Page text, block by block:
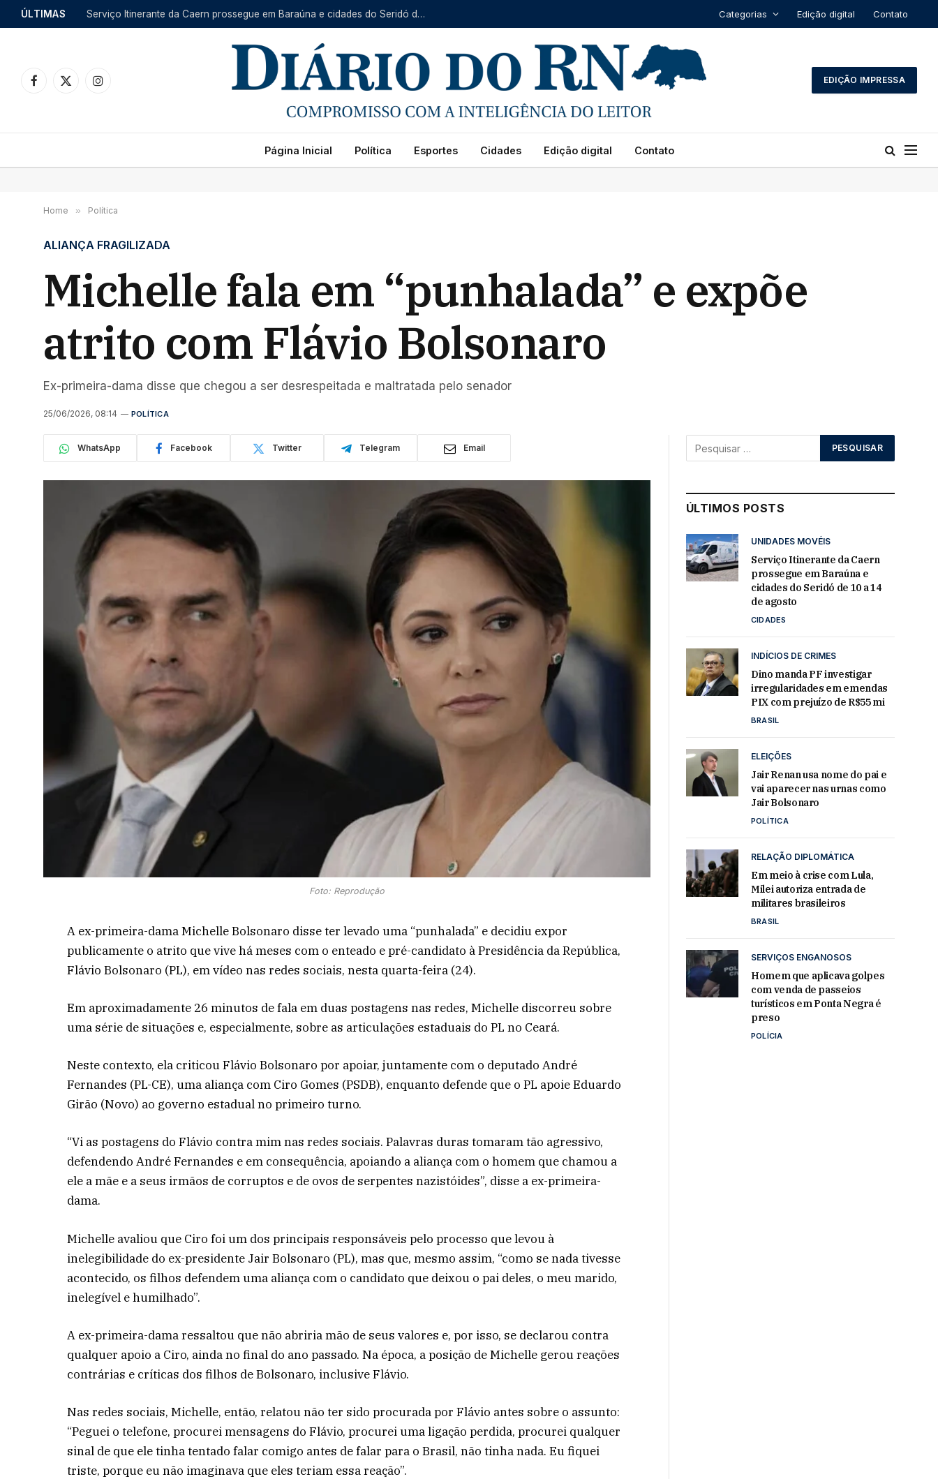
ÚLTIMAS Serviço Itinerante da Caern prossegue em Baraúna e cidades do Seridó de 10 a 14 de agosto Categorias Edição digital Contato
Facebook
X
Instagram
EDIÇÃO IMPRESSA
Página Inicial Política Esportes Cidades Edição digital Contato
Home » Política
ALIANÇA FRAGILIZADA
Michelle fala em “punhalada” e expõe
atrito com Flávio Bolsonaro
Ex-primeira-dama disse que chegou a ser desrespeitada e maltratada pelo senador
25/06/2026, 08:14 POLÍTICA
WhatsApp Facebook Twitter Telegram Email
Foto: Reprodução
A ex-primeira-dama Michelle Bolsonaro disse ter levado uma “punhalada” e decidiu expor
publicamente o atrito que vive há meses com o enteado e pré-candidato à Presidência da República,
Flávio Bolsonaro (PL), em vídeo nas redes sociais, nesta quarta-feira (24).
Em aproximadamente 26 minutos de fala em duas postagens nas redes, Michelle discorreu sobre
uma série de situações e, especialmente, sobre as articulações estaduais do PL no Ceará.
Neste contexto, ela criticou Flávio Bolsonaro por apoiar, juntamente com o deputado André
Fernandes (PL-CE), uma aliança com Ciro Gomes (PSDB), enquanto defende que o PL apoie Eduardo
Girão (Novo) ao governo estadual no primeiro turno.
“Vi as postagens do Flávio contra mim nas redes sociais. Palavras duras tomaram tão agressivo,
defendendo André Fernandes e em consequência, apoiando a aliança com o homem que chamou a
ele a mãe e a seus irmãos de corruptos e de ovos de serpentes nazistóides”, disse a ex-primeira-
dama.
Michelle avaliou que Ciro foi um dos principais responsáveis pelo processo que levou à
inelegibilidade do ex-presidente Jair Bolsonaro (PL), mas que, mesmo assim, “como se nada tivesse
acontecido, os filhos defendem uma aliança com o candidato que deixou o pai deles, o meu marido,
inelegível e humilhado”.
A ex-primeira-dama ressaltou que não abriria mão de seus valores e, por isso, se declarou contra
qualquer apoio a Ciro, ainda no final do ano passado. Na época, a posição de Michelle gerou reações
contrárias e críticas dos filhos de Bolsonaro, inclusive Flávio.
Nas redes sociais, Michelle, então, relatou não ter sido procurada por Flávio antes sobre o assunto:
“Peguei o telefone, procurei mensagens do Flávio, procurei uma ligação perdida, procurei qualquer
sinal de que ele tinha tentado falar comigo antes de falar para o Brasil, não tinha nada. Eu fiquei
triste, porque eu não imaginava que eles teriam essa reação”.
ÚLTIMOS POSTS
UNIDADES MOVÉIS
Serviço Itinerante da Caern
prossegue em Baraúna e
cidades do Seridó de 10 a 14
de agosto
CIDADES
INDÍCIOS DE CRIMES
Dino manda PF investigar
irregularidades em emendas
PIX com prejuízo de R$55 mi
BRASIL
ELEIÇÕES
Jair Renan usa nome do pai e
vai aparecer nas urnas como
Jair Bolsonaro
POLÍTICA
RELAÇÃO DIPLOMÁTICA
Em meio à crise com Lula,
Milei autoriza entrada de
militares brasileiros
BRASIL
SERVIÇOS ENGANOSOS
Homem que aplicava golpes
com venda de passeios
turísticos em Ponta Negra é
preso
POLÍCIA